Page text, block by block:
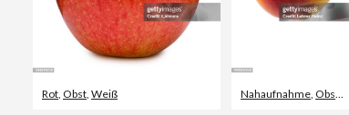
Rot, Obst, Weiß Nahaufnahme, Obst ,